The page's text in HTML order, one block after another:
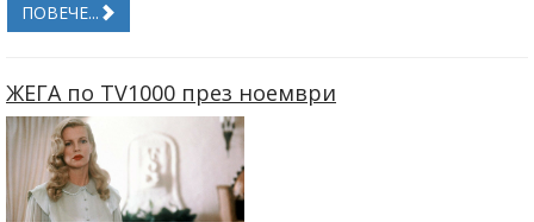
ПОВЕЧЕ...
ЖЕГА по TV1000 през ноември